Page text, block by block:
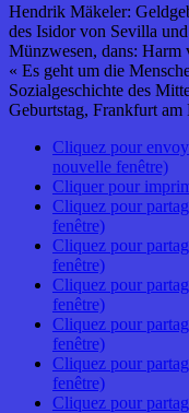
Hendrik Mäkeler:
des Isidor von Sevilla
Münzwesen, dans: Harm
« Es geht um die
Sozialgeschichte des
Geburtstag, Frankfurt
Cliquez pour
nouvelle fenêtre)
Cliquer pour
Cliquez pour
fenêtre)
Cliquez pour
fenêtre)
Cliquez pour
fenêtre)
Cliquez pour
fenêtre)
Cliquez pour
fenêtre)
Cliquez pour